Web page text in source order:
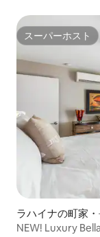
スーパーホスト
スーパーホスト
ラハイナの町家
NEW! Luxury